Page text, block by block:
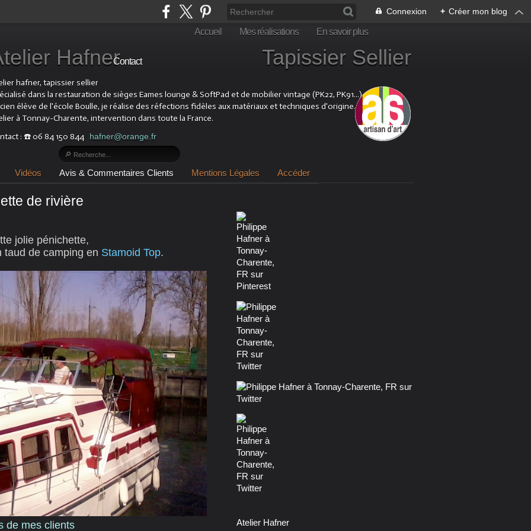
Connexion + Créer mon blog
Accueil Mes réalisations En savoir plus
Contact
Hafner Tapissier Sellier
hafner, tapissier sellier
dans la restauration de sièges Eames lounge & SoftPad et de mobilier vintage (PK22, PK91...).
élève de l'école Boulle, je réalise des réfections fidèles aux matériaux et techniques d'origine.
à Tonnay-Charente, intervention dans toute la France.
: ☎️ 06 84 150 844 hafner@orange.fr
Vidéos Avis & Commentaires Clients Mentions Légales Accéder
de rivière
jolie pénichette,
taud de camping en Stamoid Top.
de mes clients
Atelier Hafner